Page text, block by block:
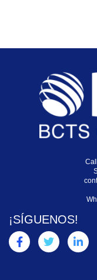
¡SÍGUENOS!